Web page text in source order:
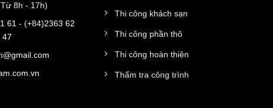
8h - 17h)
61 - (+84)2363 62
47
Thi công khách sạn
Thi công phần thô
Thi công hoàn thiện
Thẩm tra công trình